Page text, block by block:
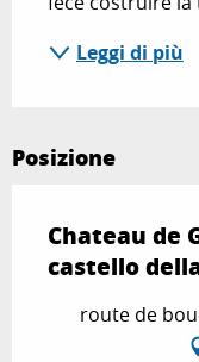
Leggi di più
Posizione
Chateau de
castello
route de